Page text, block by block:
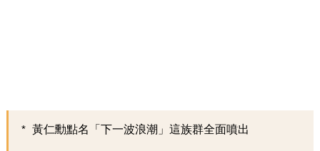
黃仁勳點名「下一波浪潮」這族群全面噴出